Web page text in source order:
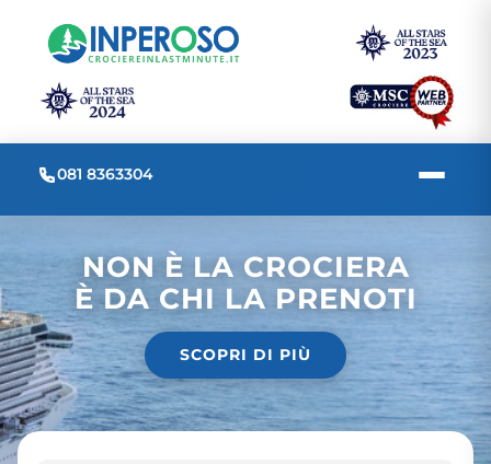
081 8363304
NON È LA CROCIERA
È DA CHI LA PRENOTI
SCOPRI DI PIÙ